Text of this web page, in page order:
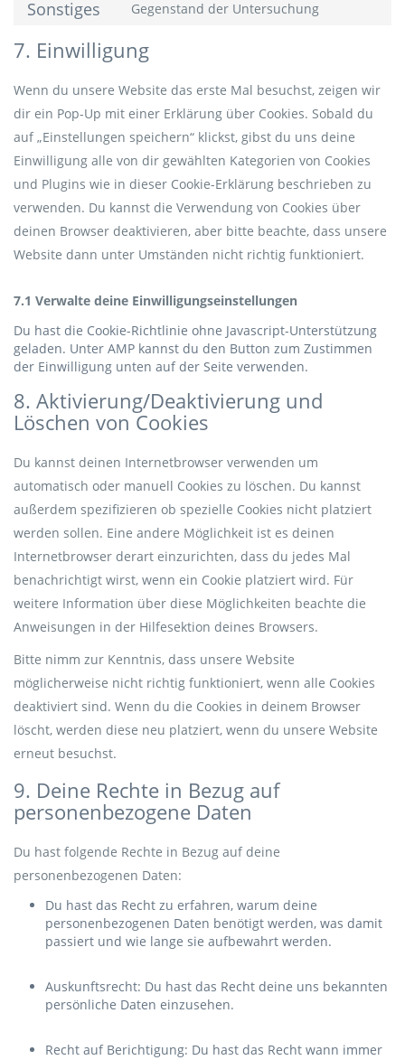
Sonstiges Gegenstand der Untersuchung
7. Einwilligung
Wenn du unsere Website das erste Mal besuchst, zeigen wir
dir ein Pop-Up mit einer Erklärung über Cookies. Sobald du
auf „Einstellungen speichern“ klickst, gibst du uns deine
Einwilligung alle von dir gewählten Kategorien von Cookies
und Plugins wie in dieser Cookie-Erklärung beschrieben zu
verwenden. Du kannst die Verwendung von Cookies über
deinen Browser deaktivieren, aber bitte beachte, dass unsere
Website dann unter Umständen nicht richtig funktioniert.
7.1 Verwalte deine Einwilligungseinstellungen
Du hast die Cookie-Richtlinie ohne Javascript-Unterstützung
geladen. Unter AMP kannst du den Button zum Zustimmen
der Einwilligung unten auf der Seite verwenden.
8. Aktivierung/Deaktivierung und
Löschen von Cookies
Du kannst deinen Internetbrowser verwenden um
automatisch oder manuell Cookies zu löschen. Du kannst
außerdem spezifizieren ob spezielle Cookies nicht platziert
werden sollen. Eine andere Möglichkeit ist es deinen
Internetbrowser derart einzurichten, dass du jedes Mal
benachrichtigt wirst, wenn ein Cookie platziert wird. Für
weitere Information über diese Möglichkeiten beachte die
Anweisungen in der Hilfesektion deines Browsers.
Bitte nimm zur Kenntnis, dass unsere Website
möglicherweise nicht richtig funktioniert, wenn alle Cookies
deaktiviert sind. Wenn du die Cookies in deinem Browser
löscht, werden diese neu platziert, wenn du unsere Website
erneut besuchst.
9. Deine Rechte in Bezug auf
personenbezogene Daten
Du hast folgende Rechte in Bezug auf deine
personenbezogenen Daten:
Du hast das Recht zu erfahren, warum deine
personenbezogenen Daten benötigt werden, was damit
passiert und wie lange sie aufbewahrt werden.
Auskunftsrecht: Du hast das Recht deine uns bekannten
persönliche Daten einzusehen.
Recht auf Berichtigung: Du hast das Recht wann immer